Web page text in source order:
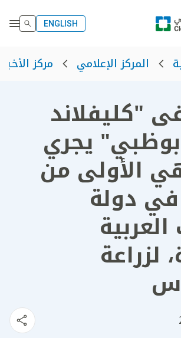
ENGLISH
المركز الإعلامي مركز الأخبار
"كليفلاند
يجري
الأولى من
دولة
العربية
لزراعة